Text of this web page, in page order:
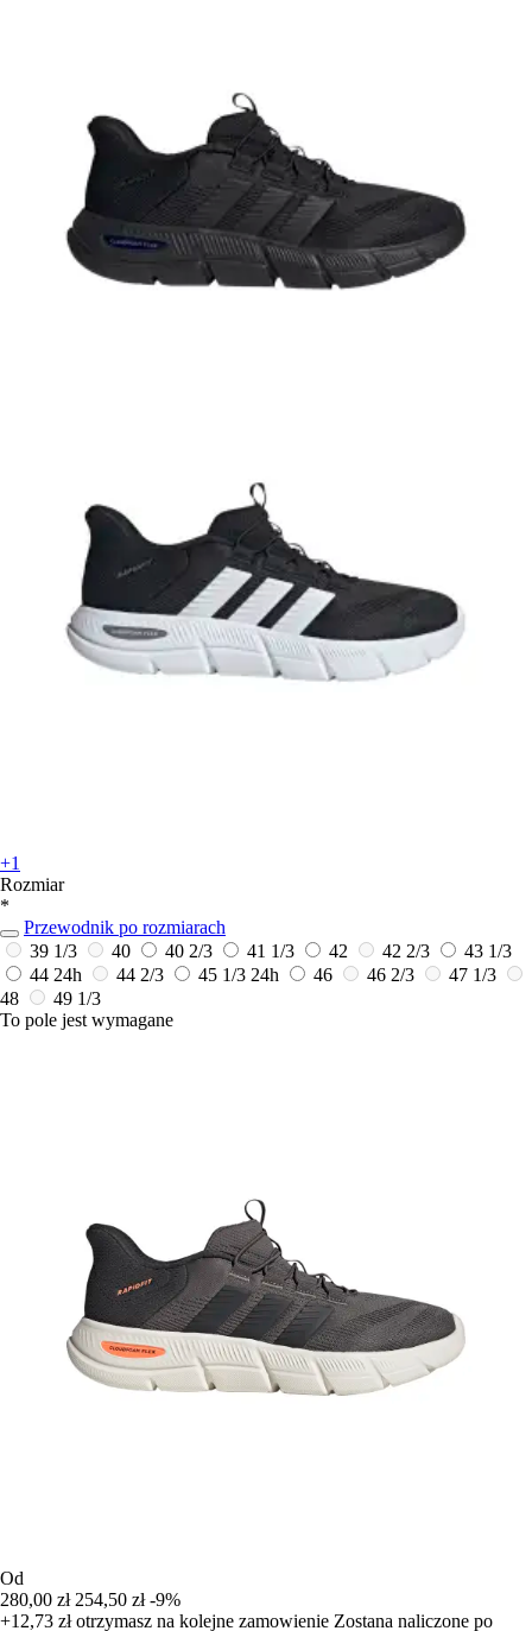
+1
Rozmiar
*
Przewodnik po rozmiarach
39 1/3
40 40 2/3 41 1/3 42 42 2/3
43 1/3
44 24h 44 2/3 45 1/3 24h 46 46 2/3
47 1/3
48
49 1/3
To pole jest wymagane
Od
280,00 zł 254,50 zł -9%
+12,73 złotrzymasz na kolejne zamowienie Zostana naliczone po